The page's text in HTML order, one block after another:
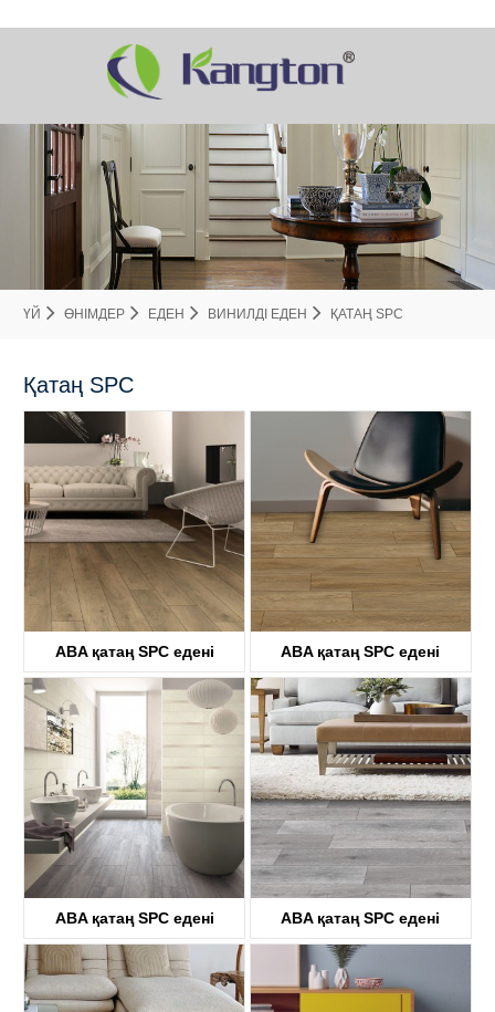
ҮЙ ӨНІМДЕР ЕДЕН ВИНИЛДІ ЕДЕН ҚАТАҢ SPC
Қатаң SPC
ABA қатаң SPC едені
KTV8033
ABA қатаң SPC едені
KTV8034
ABA қатаң SPC едені
KTV8035
ABA қатаң SPC едені
KTV4058